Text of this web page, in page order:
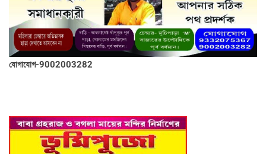
যোগাযোগ-9002003282